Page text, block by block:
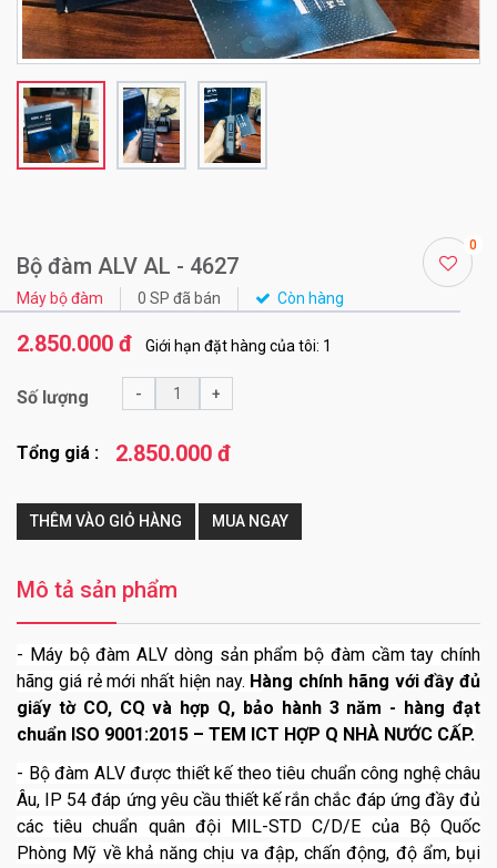
0
Bộ đàm ALV AL - 4627
Máy bộ đàm 0 SP đã bán Còn hàng
2.850.000 đ Giới hạn đặt hàng của tôi: 1
Số lượng - +
Tổng giá : 2.850.000 đ
THÊM VÀO GIỎ HÀNG MUA NGAY
Mô tả sản phẩm
- Máy bộ đàm ALV dòng sản phẩm bộ đàm cầm tay chính
hãng giá rẻ mới nhất hiện nay. Hàng chính hãng với đầy đủ
giấy tờ CO, CQ và hợp Q, bảo hành 3 năm - hàng đạt
chuẩn ISO 9001:2015 – TEM ICT HỢP Q NHÀ NƯỚC CẤP.
- Bộ đàm ALV được thiết kế theo tiêu chuẩn công nghệ châu
Âu, IP 54 đáp ứng yêu cầu thiết kế rắn chắc đáp ứng đầy đủ
các tiêu chuẩn quân đội MIL-STD C/D/E của Bộ Quốc
Phòng Mỹ về khả năng chịu va đập, chấn động, độ ẩm, bụi